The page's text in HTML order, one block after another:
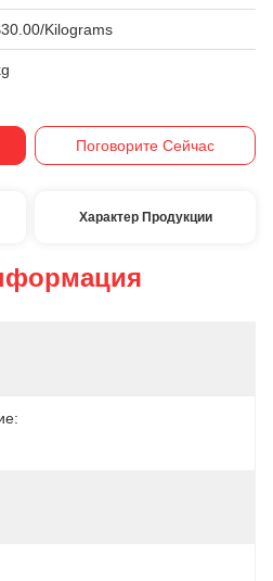
Kilograms
Поговорите Сейчас
Характер Продукции